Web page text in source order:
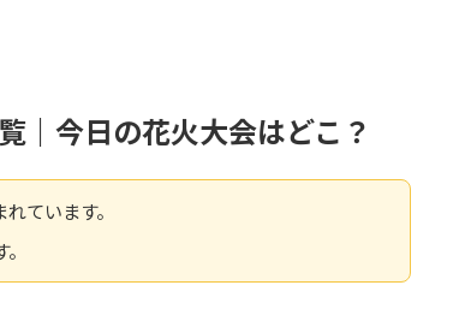
｜今日の花火大会はどこ？
ています。